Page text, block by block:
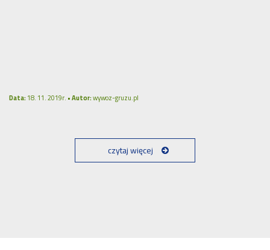
Data:18. 11. 2019r. •Autor:wywoz-gruzu.pl
czytaj więcej